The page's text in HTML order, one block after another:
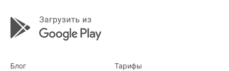
Блог Тарифы